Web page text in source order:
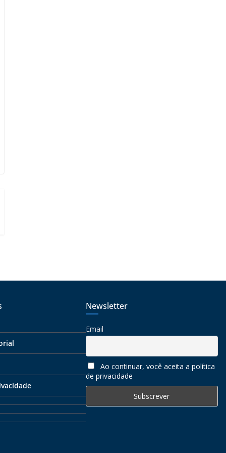
Newsletter
Email
Ao continuar, você aceita a política
de privacidade